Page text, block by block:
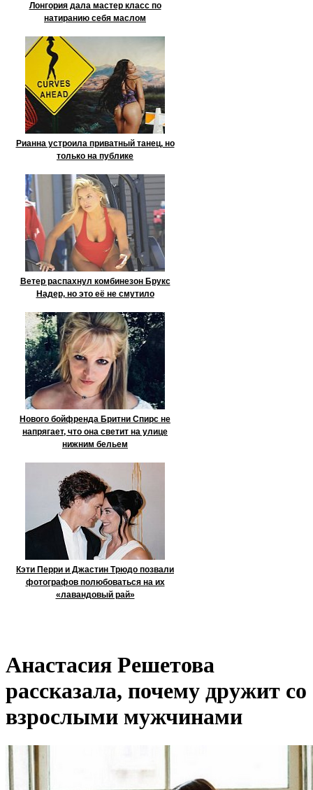
Лонгория дала мастер класс по
натиранию себя маслом
Рианна устроила приватный танец, но
только на публике
Ветер распахнул комбинезон Брукс
Надер, но это её не смутило
Нового бойфренда Бритни Спирс не
напрягает, что она светит на улице
нижним бельем
Кэти Перри и Джастин Трюдо позвали
фотографов полюбоваться на их
«лавандовый рай»
Анастасия Решетова
рассказала, почему дружит со
взрослыми мужчинами